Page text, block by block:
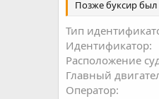
Позже буксир был
Тип
Идентификатор
Расположение
Главный
Оператор